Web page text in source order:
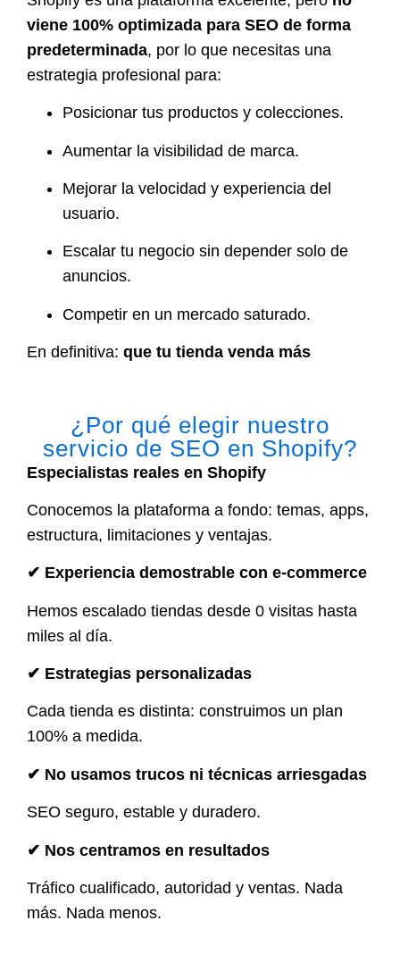
viene 100% optimizada para SEO de forma
predeterminada, por lo que necesitas una
estrategia profesional para:
Posicionar tus productos y colecciones.
Aumentar la visibilidad de marca.
Mejorar la velocidad y experiencia del
usuario.
Escalar tu negocio sin depender solo de
anuncios.
Competir en un mercado saturado.
En definitiva: que tu tienda venda más
¿Por qué elegir nuestro
servicio de SEO en Shopify?
Especialistas reales en Shopify
Conocemos la plataforma a fondo: temas, apps,
estructura, limitaciones y ventajas.
✔ Experiencia demostrable con e-commerce
Hemos escalado tiendas desde 0 visitas hasta
miles al día.
✔ Estrategias personalizadas
Cada tienda es distinta: construimos un plan
100% a medida.
✔ No usamos trucos ni técnicas arriesgadas
SEO seguro, estable y duradero.
✔ Nos centramos en resultados
Tráfico cualificado, autoridad y ventas. Nada
más. Nada menos.